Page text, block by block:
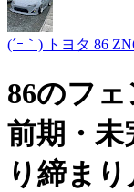
(´ｰ｀) トヨタ 86
86のフ
前期・未
り締ま